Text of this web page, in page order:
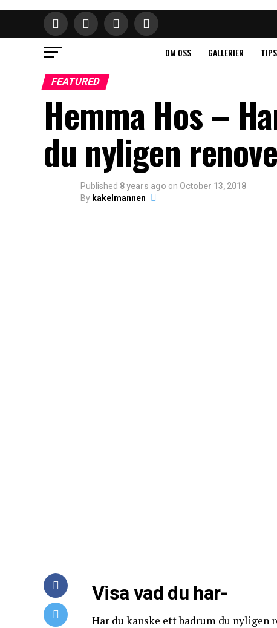
OM OSS GALLERIER
FEATURED
Hemma Hos –
du nyligen
Published 8 years ago on October 13, 2018
By kakelmannen
Visa vad du har-
Har du kanske ett badrum du nyligen